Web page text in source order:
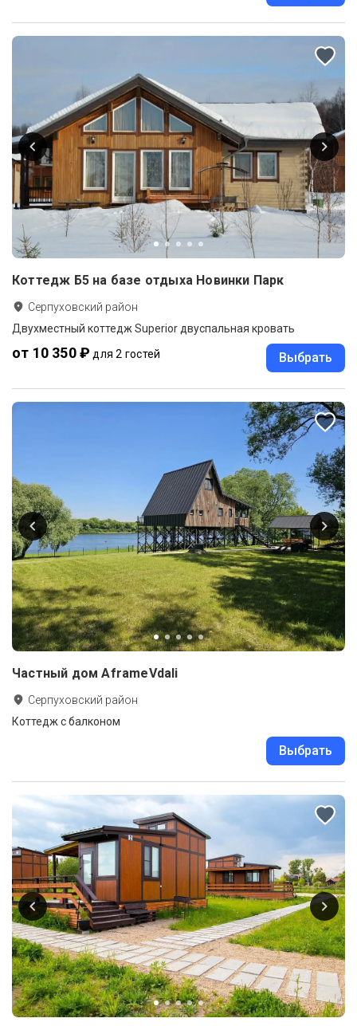
Коттедж Б5 на базе отдыха Новинки Парк
Серпуховский район
Двухместный коттедж Superior двуспальная кровать
от 10 350 ₽ для 2 гостей Выбрать
Частный дом AframeVdali
Серпуховский район
Коттедж с балконом
Выбрать